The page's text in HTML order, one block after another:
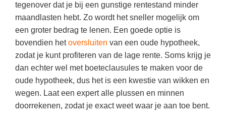
Sociale vaardigheden
Studievaardigheden
Techniek
Topografie
Verkeer
Rekenen
Sociale vaardigheden
Studievaardigheden
Taalvaardigheden
LESMATERIAAL
Beeldende Vorming
tegenover dat je bij een gunstige rentestand minder
maandlasten hebt. Zo wordt het sneller mogelijk om
een groter bedrag te lenen. Een goede optie is
bovendien hetoversluiten van een oude hypotheek,
zodat je kunt profiteren van de lage rente. Soms krijg je
dan echter wel met boeteclausules te maken voor de
oude hypotheek, dus het is een kwestie van wikken en
wegen. Laat een expert alle plussen en minnen
doorrekenen, zodat je exact weet waar je aan toe bent.